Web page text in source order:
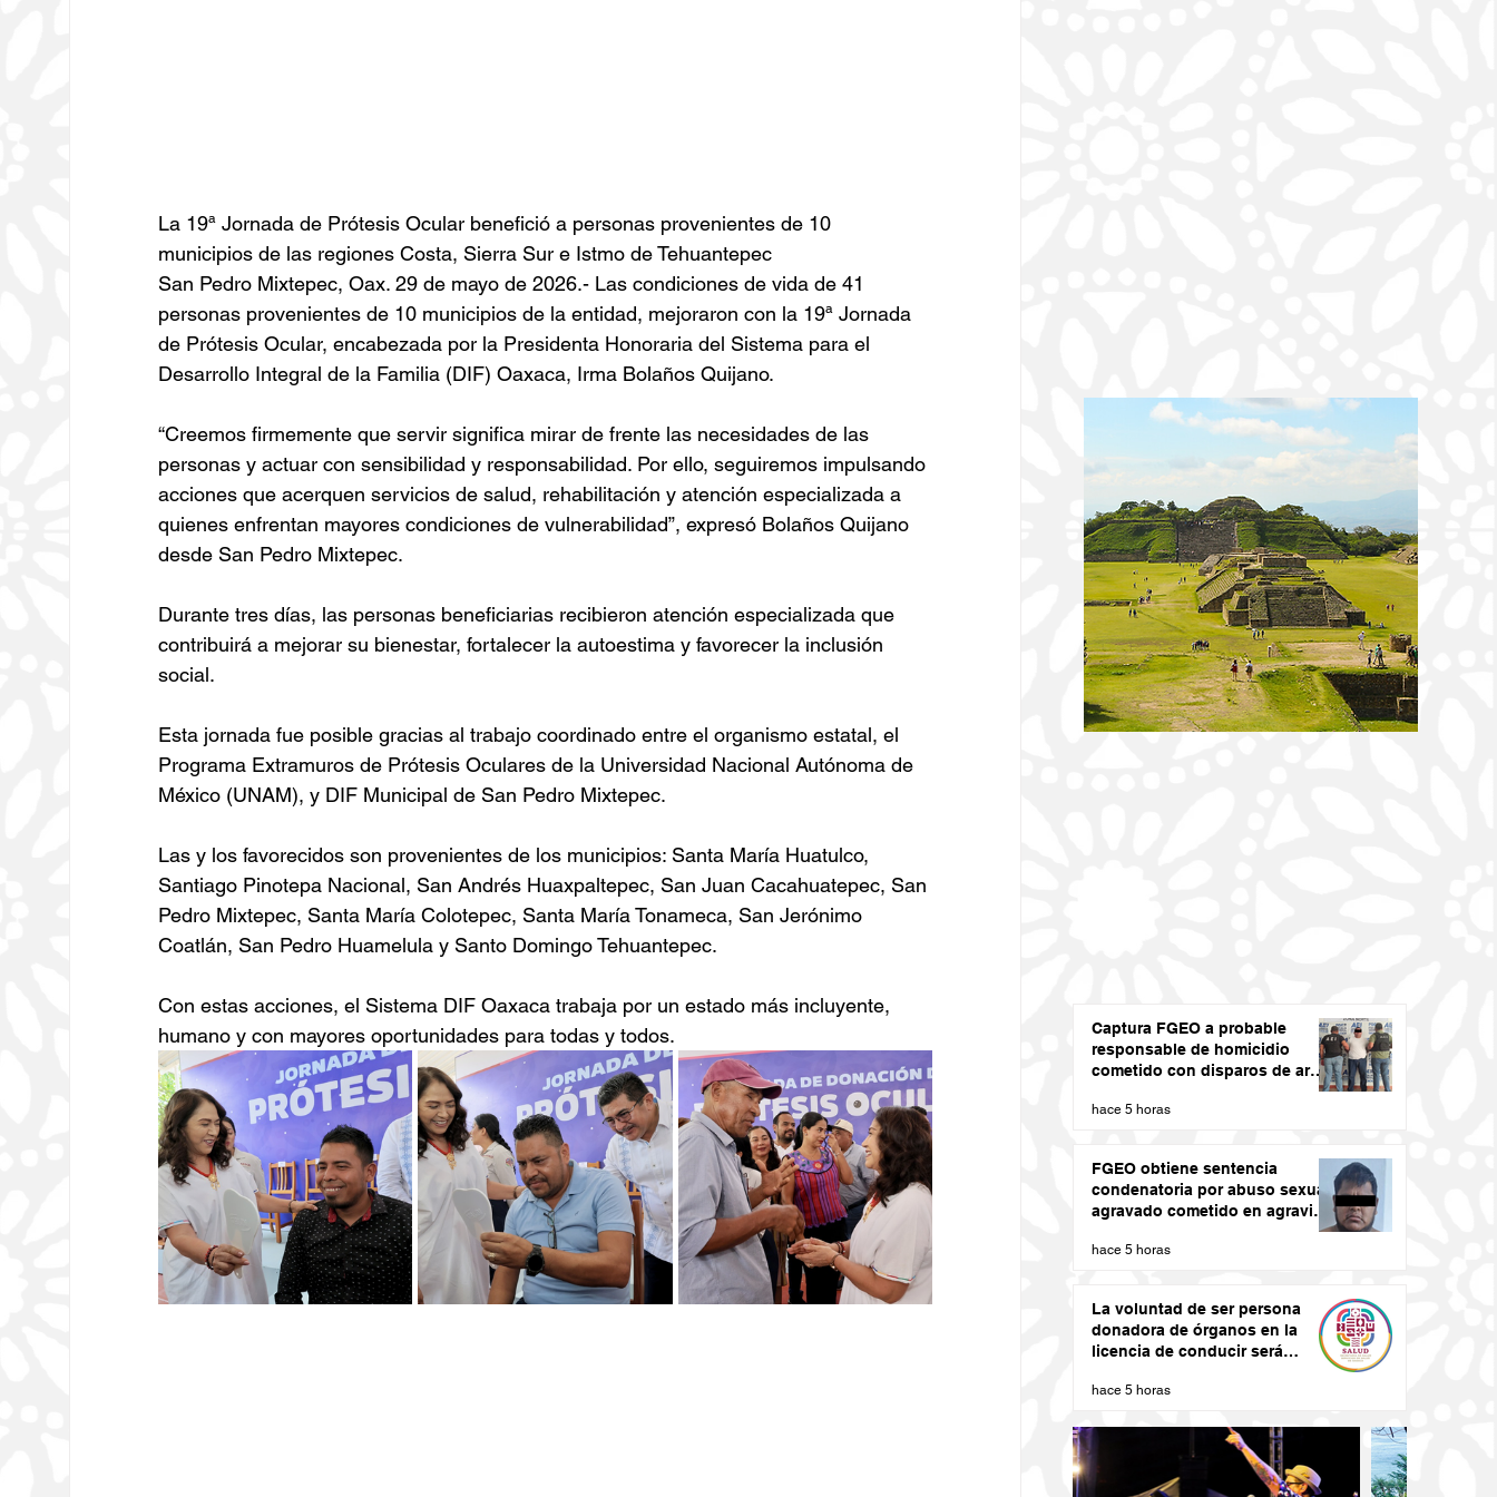
La 19ª Jornada de Prótesis Ocular benefició a personas provenientes de 10
municipios de las regiones Costa, Sierra Sur e Istmo de Tehuantepec
San Pedro Mixtepec, Oax. 29 de mayo de 2026.- Las condiciones de vida de 41
personas provenientes de 10 municipios de la entidad, mejoraron con la 19ª Jornada
de Prótesis Ocular, encabezada por la Presidenta Honoraria del Sistema para el
Desarrollo Integral de la Familia (DIF) Oaxaca, Irma Bolaños Quijano.
“Creemos firmemente que servir significa mirar de frente las necesidades de las
personas y actuar con sensibilidad y responsabilidad. Por ello, seguiremos impulsando
acciones que acerquen servicios de salud, rehabilitación y atención especializada a
quienes enfrentan mayores condiciones de vulnerabilidad”, expresó Bolaños Quijano
desde San Pedro Mixtepec.
Durante tres días, las personas beneficiarias recibieron atención especializada que
contribuirá a mejorar su bienestar, fortalecer la autoestima y favorecer la inclusión
social.
Esta jornada fue posible gracias al trabajo coordinado entre el organismo estatal, el
Programa Extramuros de Prótesis Oculares de la Universidad Nacional Autónoma de
México (UNAM), y DIF Municipal de San Pedro Mixtepec.
Las y los favorecidos son provenientes de los municipios: Santa María Huatulco,
Santiago Pinotepa Nacional, San Andrés Huaxpaltepec, San Juan Cacahuatepec, San
Pedro Mixtepec, Santa María Colotepec, Santa María Tonameca, San Jerónimo
Coatlán, San Pedro Huamelula y Santo Domingo Tehuantepec.
Con estas acciones, el Sistema DIF Oaxaca trabaja por un estado más incluyente,
humano y con mayores oportunidades para todas y todos.
Captura FGEO a probable
responsable de homicidio
cometido con disparos de arma
hace 5 horas
FGEO obtiene sentencia
condenatoria por abuso sexual
agravado cometido en agravio
Costa de Oaxaca
hace 5 horas
La voluntad de ser persona
donadora de órganos en la
licencia de conducir será
hace 5 horas